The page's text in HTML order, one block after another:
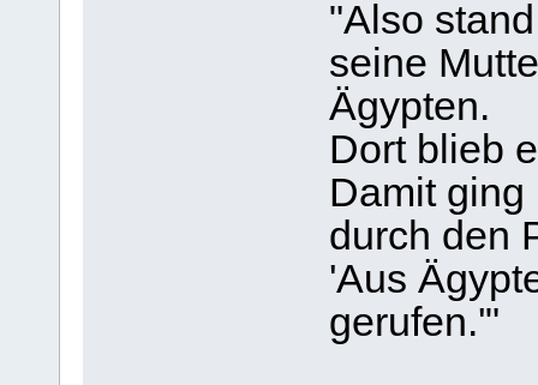
"Also
seine
Ägypten.
Dort blieb
Damit
durch den
'Aus
gerufen.'"